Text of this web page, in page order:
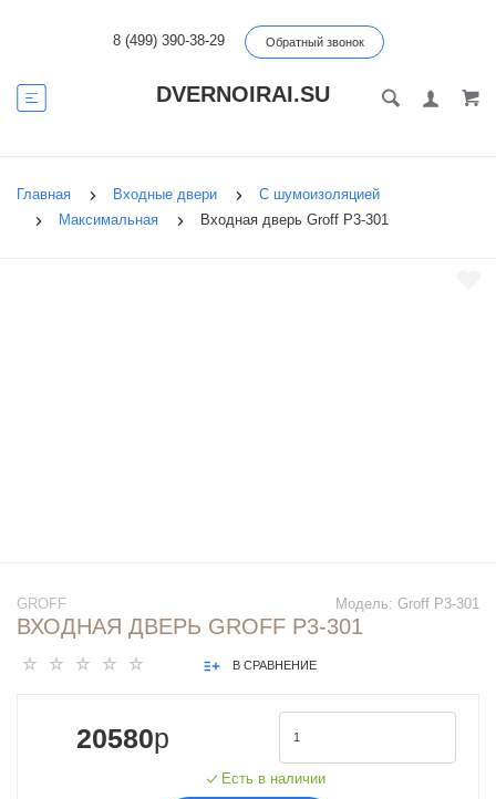
8 (499) 390-38-29 Обратный звонок
DVERNOIRAI.SU
Главная Входные двери
С шумоизоляцией
Максимальная
Входная дверь Groff P3-301
Модель: Groff P3-301
GROFF
ВХОДНАЯ ДВЕРЬ GROFF P3-301
В СРАВНЕНИЕ
20580p
Есть в наличии